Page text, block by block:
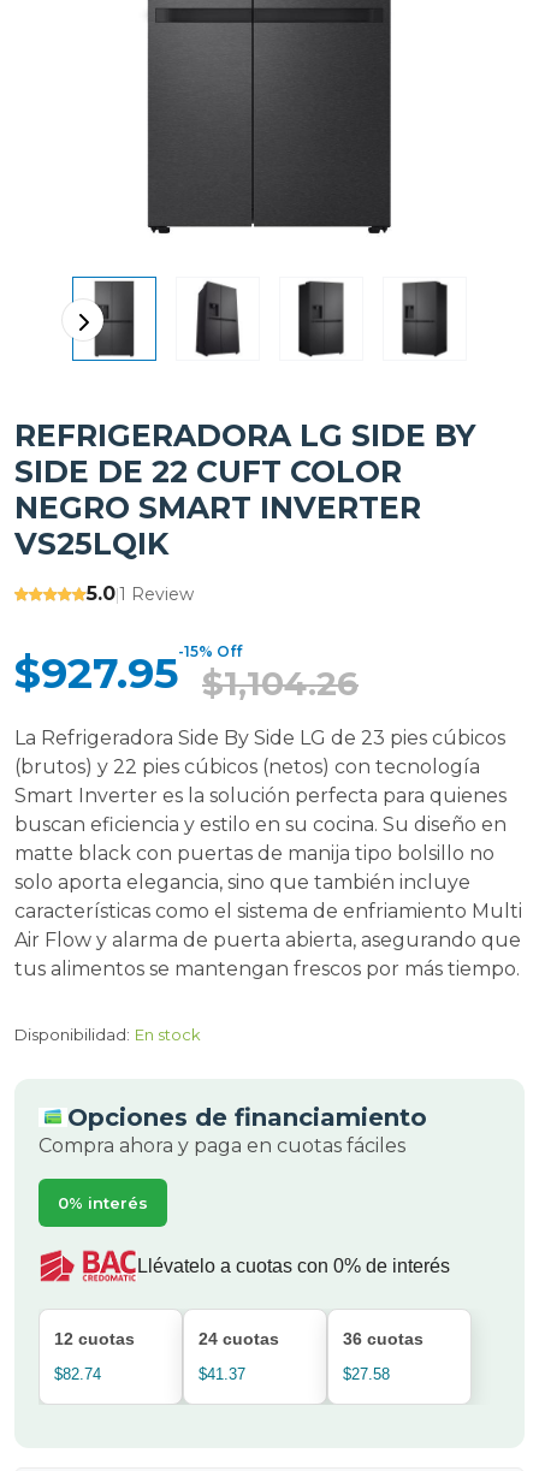
REFRIGERADORA LG SIDE BY
SIDE DE 22 CUFT COLOR
NEGRO SMART INVERTER
VS25LQIK
5.0|1 Review
$927.95-15% Off
$1,104.26
La Refrigeradora Side By Side LG de 23 pies cúbicos
(brutos) y 22 pies cúbicos (netos) con tecnología
Smart Inverter es la solución perfecta para quienes
buscan eficiencia y estilo en su cocina. Su diseño en
matte black con puertas de manija tipo bolsillo no
solo aporta elegancia, sino que también incluye
características como el sistema de enfriamiento Multi
Air Flow y alarma de puerta abierta, asegurando que
tus alimentos se mantengan frescos por más tiempo.
Disponibilidad: En stock
Opciones de financiamiento
Compra ahora y paga en cuotas fáciles
0% interés
Llévatelo a cuotas con 0% de interés
12 cuotas
$82.74
24 cuotas
$41.37
36 cuotas
$27.58